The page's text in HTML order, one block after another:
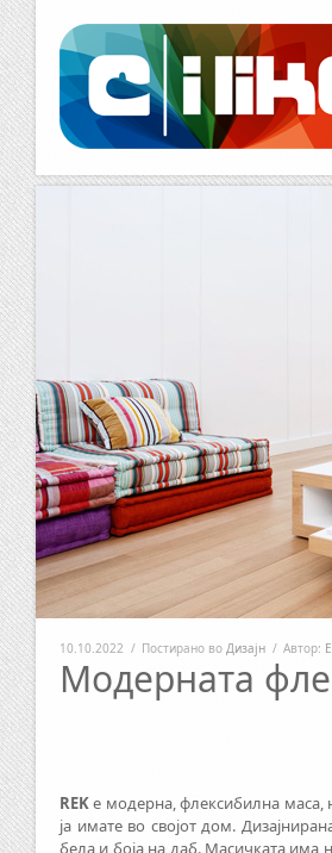
10.10.2022 / Постирано во Дизајн / Автор:
Модерната
REKе модерна, флексибилна маса,
ја имате во својот дом.
бела и боја на даб. Масичката